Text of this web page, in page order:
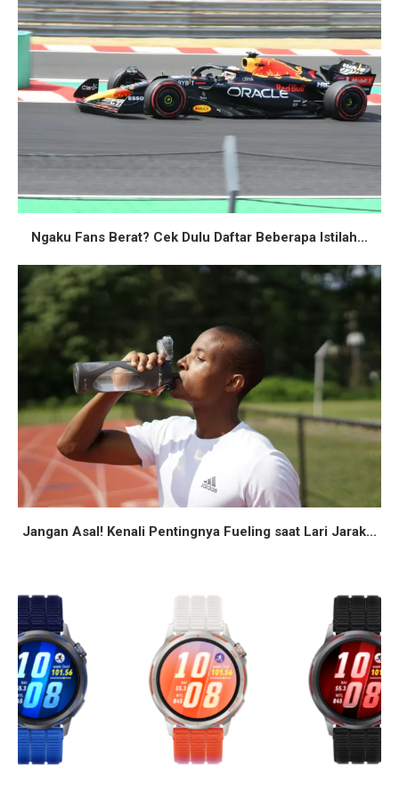
Ngaku Fans Berat? Cek Dulu Daftar Beberapa Istilah...
Jangan Asal! Kenali Pentingnya Fueling saat Lari Jarak...